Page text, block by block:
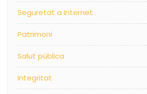
Seguretat a Internet
Patrimoni
Salut pública
Integritat